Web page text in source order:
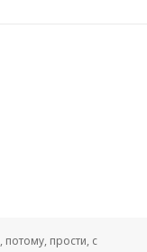
, потому, прости, с